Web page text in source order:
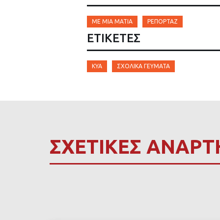
ΜΕ ΜΙΑ ΜΑΤΙΆ ΡΕΠΟΡΤΆΖ
ΕΤΙΚΈΤΕΣ
ΚΥΑ ΣΧΟΛΙΚΆ ΓΕΎΜΑΤΑ
ΣΧΕΤΙΚΕΣ